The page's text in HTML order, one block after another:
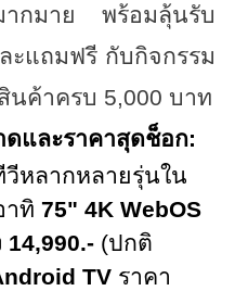
กมาย พร้อมลุ้นรับ
ะแถมฟรี กับกิจกรรม
นค้าครบ 5,000 บาท
และราคาสุดช็อก:
หลากหลายรุ่นใน
าทิ 75" 4K WebOS
14,990.- (ปกติ
TV ราคา